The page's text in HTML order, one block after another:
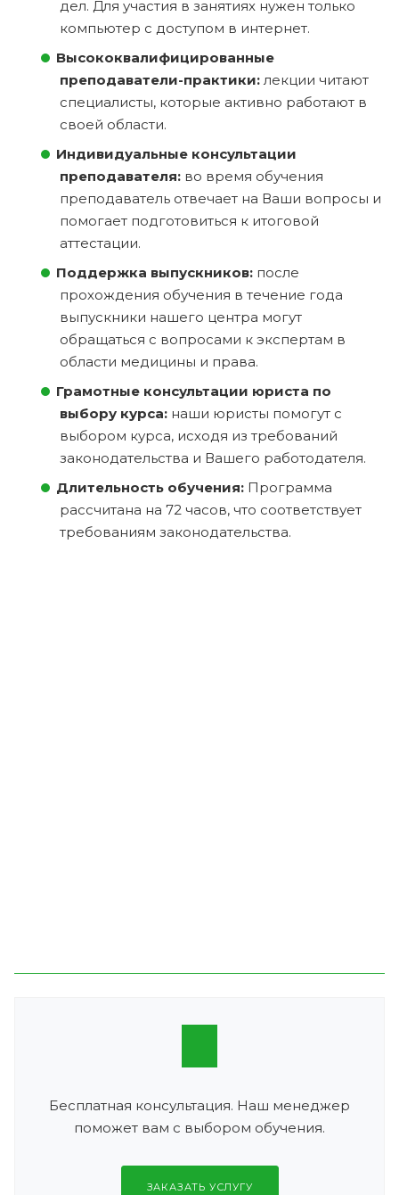
дел. Для участия в занятиях нужен только
компьютер с доступом в интернет.
Высококвалифицированные
преподаватели-практики: лекции читают
специалисты, которые активно работают в
своей области.
Индивидуальные консультации
преподавателя: во время обучения
преподаватель отвечает на Ваши вопросы и
помогает подготовиться к итоговой
аттестации.
Поддержка выпускников: после
прохождения обучения в течение года
выпускники нашего центра могут
обращаться с вопросами к экспертам в
области медицины и права.
Грамотные консультации юриста по
выбору курса: наши юристы помогут с
выбором курса, исходя из требований
законодательства и Вашего работодателя.
Длительность обучения: Программа
рассчитана на 72 часов, что соответствует
требованиям законодательства.
Бесплатная консультация. Наш менеджер
поможет вам с выбором обучения.
ЗАКАЗАТЬ УСЛУГУ